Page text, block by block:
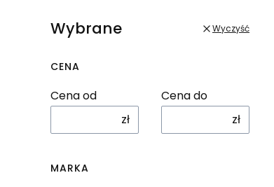
Wybrane Wyczyść
CENA
Cena od
zł
Cena do
zł
MARKA